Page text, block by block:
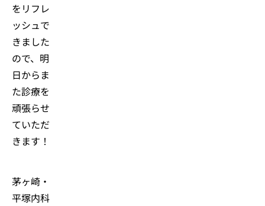
をリフレ
ッシュで
きました
ので、明
日からま
た診療を
頑張らせ
ていただ
きます！
茅ヶ崎・
平塚内科